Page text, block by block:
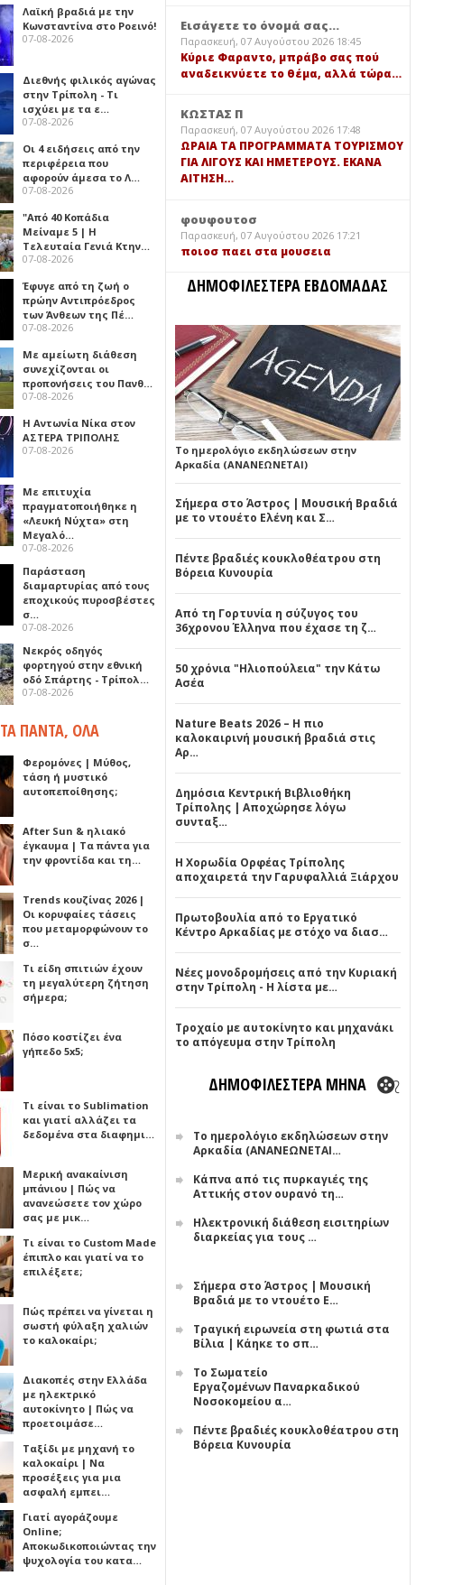
Λαϊκή βραδιά με την
Κωνσταντίνα στο Ροεινό!
07-08-2026
Διεθνής φιλικός αγώνας
στην Τρίπολη - Τι
ισχύει με τα ε…
07-08-2026
Οι 4 ειδήσεις από την
περιφέρεια που
αφορούν άμεσα το Λ…
07-08-2026
"Από 40 Κοπάδια
Μείναμε 5 | Η
Τελευταία Γενιά Κτην…
07-08-2026
Έφυγε από τη ζωή ο
πρώην Αντιπρόεδρος
των Άνθεων της Πέ…
07-08-2026
Με αμείωτη διάθεση
συνεχίζονται οι
προπονήσεις του Πανθ…
07-08-2026
Η Αντωνία Νίκα στον
ΑΣΤΕΡΑ ΤΡΙΠΟΛΗΣ
07-08-2026
Με επιτυχία
πραγματοποιήθηκε η
«Λευκή Νύχτα» στη
Μεγαλό…
07-08-2026
Παράσταση
διαμαρτυρίας από τους
εποχικούς πυροσβέστες
σ…
07-08-2026
Νεκρός οδηγός
φορτηγού στην εθνική
οδό Σπάρτης - Τρίπολ…
07-08-2026
ΤΑ ΠΑΝΤΑ, ΟΛΑ
Φερομόνες | Μύθος,
τάση ή μυστικό
αυτοπεποίθησης;
After Sun & ηλιακό
έγκαυμα | Τα πάντα για
την φροντίδα και τη…
Trends κουζίνας 2026 |
Οι κορυφαίες τάσεις
που μεταμορφώνουν το
σ…
Τι είδη σπιτιών έχουν
τη μεγαλύτερη ζήτηση
σήμερα;
Πόσο κοστίζει ένα
γήπεδο 5x5;
Τι είναι το Sublimation
και γιατί αλλάζει τα
δεδομένα στα διαφημι…
Μερική ανακαίνιση
μπάνιου | Πώς να
ανανεώσετε τον χώρο
σας με μικ…
Τι είναι το Custom Made
έπιπλο και γιατί να το
επιλέξετε;
Πώς πρέπει να γίνεται η
σωστή φύλαξη χαλιών
το καλοκαίρι;
Διακοπές στην Ελλάδα
με ηλεκτρικό
αυτοκίνητο | Πώς να
προετοιμάσε…
Ταξίδι με μηχανή το
καλοκαίρι | Να
προσέξεις για μια
ασφαλή εμπει…
Γιατί αγοράζουμε
Online;
Αποκωδικοποιώντας την
ψυχολογία του κατα…
Εισάγετε το όνομά σας...
Παρασκευή, 07 Αυγούστου 2026 18:45
Κύριε Φαραντο, μπράβο σας πού
αναδεικνύετε το θέμα, αλλά τώρα…
ΚΩΣΤΑΣ Π
Παρασκευή, 07 Αυγούστου 2026 17:48
ΩΡΑΙΑ ΤΑ ΠΡΟΓΡΑΜΜΑΤΑ ΤΟΥΡΙΣΜΟΥ
ΓΙΑ ΛΙΓΟΥΣ ΚΑΙ ΗΜΕΤΕΡΟΥΣ. ΕΚΑΝΑ
ΑΙΤΗΣΗ…
φουφουτοσ
Παρασκευή, 07 Αυγούστου 2026 17:21
ποιοσ παει στα μουσεια
ΔΗΜΟΦΙΛΕΣΤΕΡΑ ΕΒΔΟΜΑΔΑΣ
Το ημερολόγιο εκδηλώσεων στην
Αρκαδία (ΑΝΑΝΕΩΝΕΤΑΙ)
Σήμερα στο Άστρος | Μουσική Βραδιά
με το ντουέτο Ελένη και Σ…
Πέντε βραδιές κουκλοθέατρου στη
Βόρεια Κυνουρία
Από τη Γορτυνία η σύζυγος του
36χρονου Έλληνα που έχασε τη ζ…
50 χρόνια "Ηλιοπούλεια" την Κάτω
Ασέα
Nature Beats 2026 – Η πιο
καλοκαιρινή μουσική βραδιά στις
Αρ…
Δημόσια Κεντρική Βιβλιοθήκη
Τρίπολης | Αποχώρησε λόγω
συνταξ…
Η Χορωδία Ορφέας Τρίπολης
αποχαιρετά την Γαρυφαλλιά Ξιάρχου
Πρωτοβουλία από το Εργατικό
Κέντρο Αρκαδίας με στόχο να διασ…
Νέες μονοδρομήσεις από την Κυριακή
στην Τρίπολη - Η λίστα με…
Τροχαίο με αυτοκίνητο και μηχανάκι
το απόγευμα στην Τρίπολη
ΔΗΜΟΦΙΛΕΣΤΕΡΑ ΜΗΝΑ
Το ημερολόγιο εκδηλώσεων στην
Αρκαδία (ΑΝΑΝΕΩΝΕΤΑΙ…
Κάπνα από τις πυρκαγιές της
Αττικής στον ουρανό τη…
Ηλεκτρονική διάθεση εισιτηρίων
διαρκείας για τους …
Σήμερα στο Άστρος | Μουσική
Βραδιά με το ντουέτο Ε…
Τραγική ειρωνεία στη φωτιά στα
Βίλια | Κάηκε το σπ…
Το Σωματείο
Εργαζομένων Παναρκαδικού
Νοσοκομείου α…
Πέντε βραδιές κουκλοθέατρου στη
Βόρεια Κυνουρία